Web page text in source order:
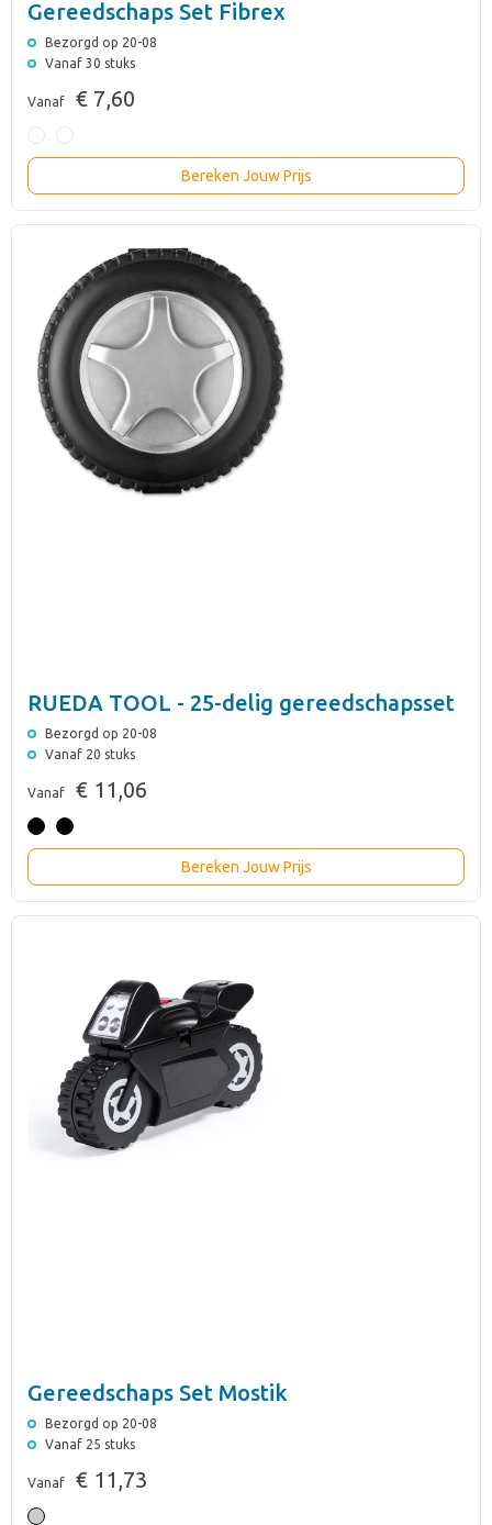
Gereedschaps Set Fibrex
Bezorgd op 20-08
Vanaf 30 stuks
Vanaf € 7,60
Bereken Jouw Prijs
RUEDA TOOL - 25-delig gereedschapsset
Bezorgd op 20-08
Vanaf 20 stuks
Vanaf € 11,06
Bereken Jouw Prijs
Gereedschaps Set Mostik
Bezorgd op 20-08
Vanaf 25 stuks
Vanaf € 11,73